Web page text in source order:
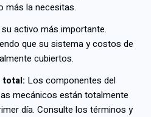
más la necesitas.
activo más importante.
que su sistema y costos de
cubiertos.
total: Los componentes del
mecánicos están totalmente
día. Consulte los términos y